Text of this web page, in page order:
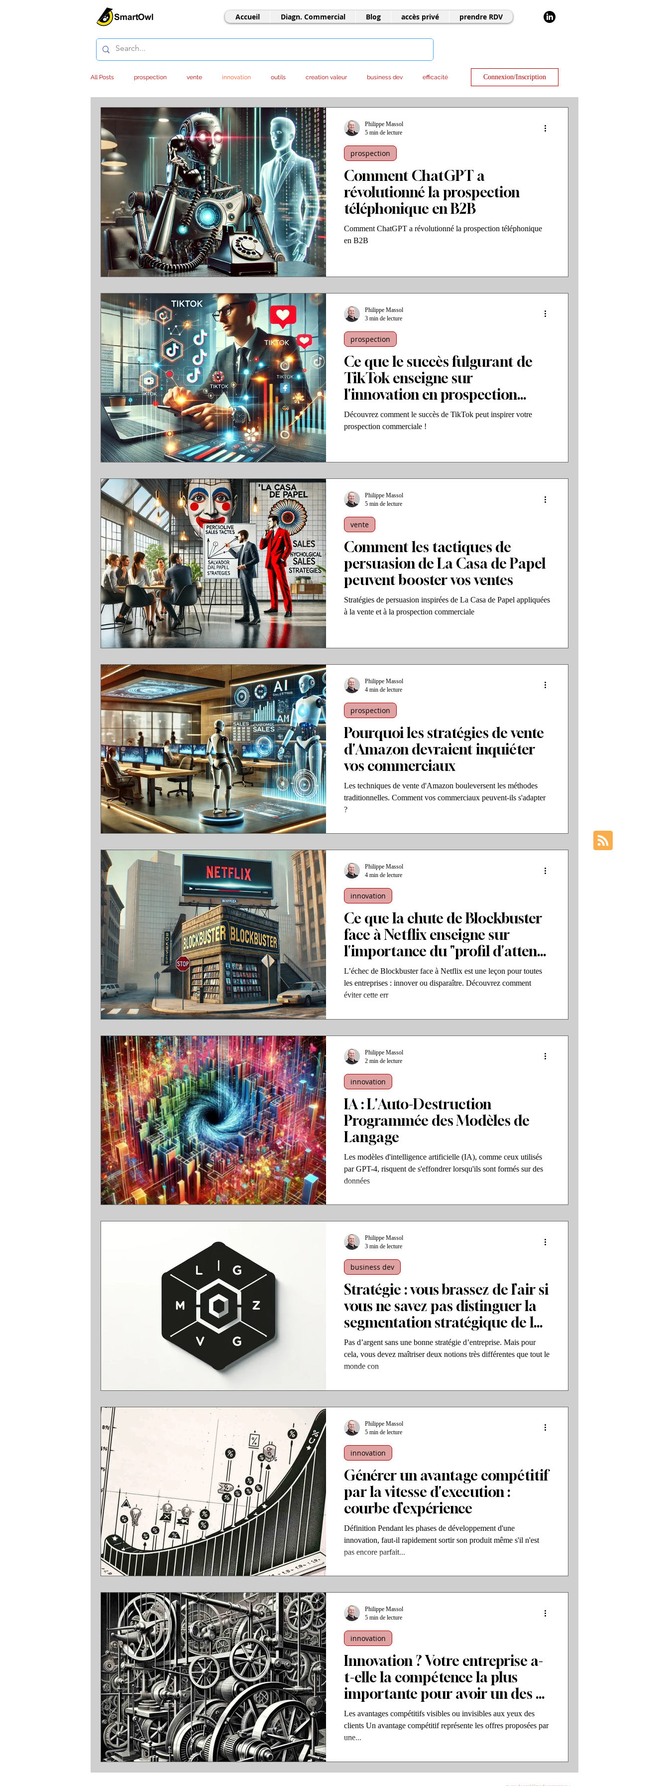
Accueil Diagn. Commercial Blog accès privé prendre RDV
All Posts prospection vente innovation outils creation valeur business dev efficacité
service client outsourcing entrepreneuriat offshore LLM - IA
Connexion/Inscription
Comment ChatGPT a
révolutionné la prospection
téléphonique en B2B
Comment ChatGPT a révolutionné la prospection téléphonique
en B2B
prospection
Philippe Massol
5 min de lecture
Ce que le succès fulgurant de
TikTok enseigne sur
l'innovation en prospection
commerciale
Découvrez comment le succès de TikTok peut inspirer votre
prospection commerciale !
prospection
Philippe Massol
3 min de lecture
Comment les tactiques de
persuasion de La Casa de Papel
peuvent booster vos ventes
Stratégies de persuasion inspirées de La Casa de Papel appliquées
à la vente et à la prospection commerciale
vente
Philippe Massol
5 min de lecture
Pourquoi les stratégies de vente
d'Amazon devraient inquiéter
vos commerciaux
Les techniques de vente d'Amazon bouleversent les méthodes
traditionnelles. Comment vos commerciaux peuvent-ils s'adapter
?
prospection
Philippe Massol
4 min de lecture
Ce que la chute de Blockbuster
face à Netflix enseigne sur
l'importance du "profil d'attente
client"
L’échec de Blockbuster face à Netflix est une leçon pour toutes
les entreprises : innover ou disparaître. Découvrez comment
éviter cette err
innovation
Philippe Massol
4 min de lecture
IA : L'Auto-Destruction
Programmée des Modèles de
Langage
Les modèles d'intelligence artificielle (IA), comme ceux utilisés
par GPT-4, risquent de s'effondrer lorsqu'ils sont formés sur des
données
innovation
Philippe Massol
2 min de lecture
Stratégie : vous brassez de l’air si
vous ne savez pas distinguer la
segmentation stratégique de la
segmentation marketing
Pas d’argent sans une bonne stratégie d’entreprise. Mais pour
cela, vous devez maîtriser deux notions très différentes que tout le
monde con
business dev
Philippe Massol
3 min de lecture
Générer un avantage compétitif
par la vitesse d'execution :
courbe d’expérience
Définition Pendant les phases de développement d'une
innovation, faut-il rapidement sortir son produit même s'il n'est
pas encore parfait...
innovation
Philippe Massol
5 min de lecture
Innovation ? Votre entreprise a-
t-elle la compétence la plus
importante pour avoir un des 2
grands avantages compétitifs ?
Les avantages compétitifs visibles ou invisibles aux yeux des
clients Un avantage compétitif représente les offres proposées par
une...
innovation
Philippe Massol
5 min de lecture